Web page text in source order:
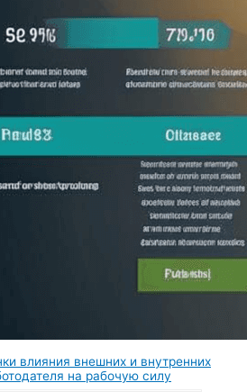
влияния внешних и внутренних
на рабочую силу